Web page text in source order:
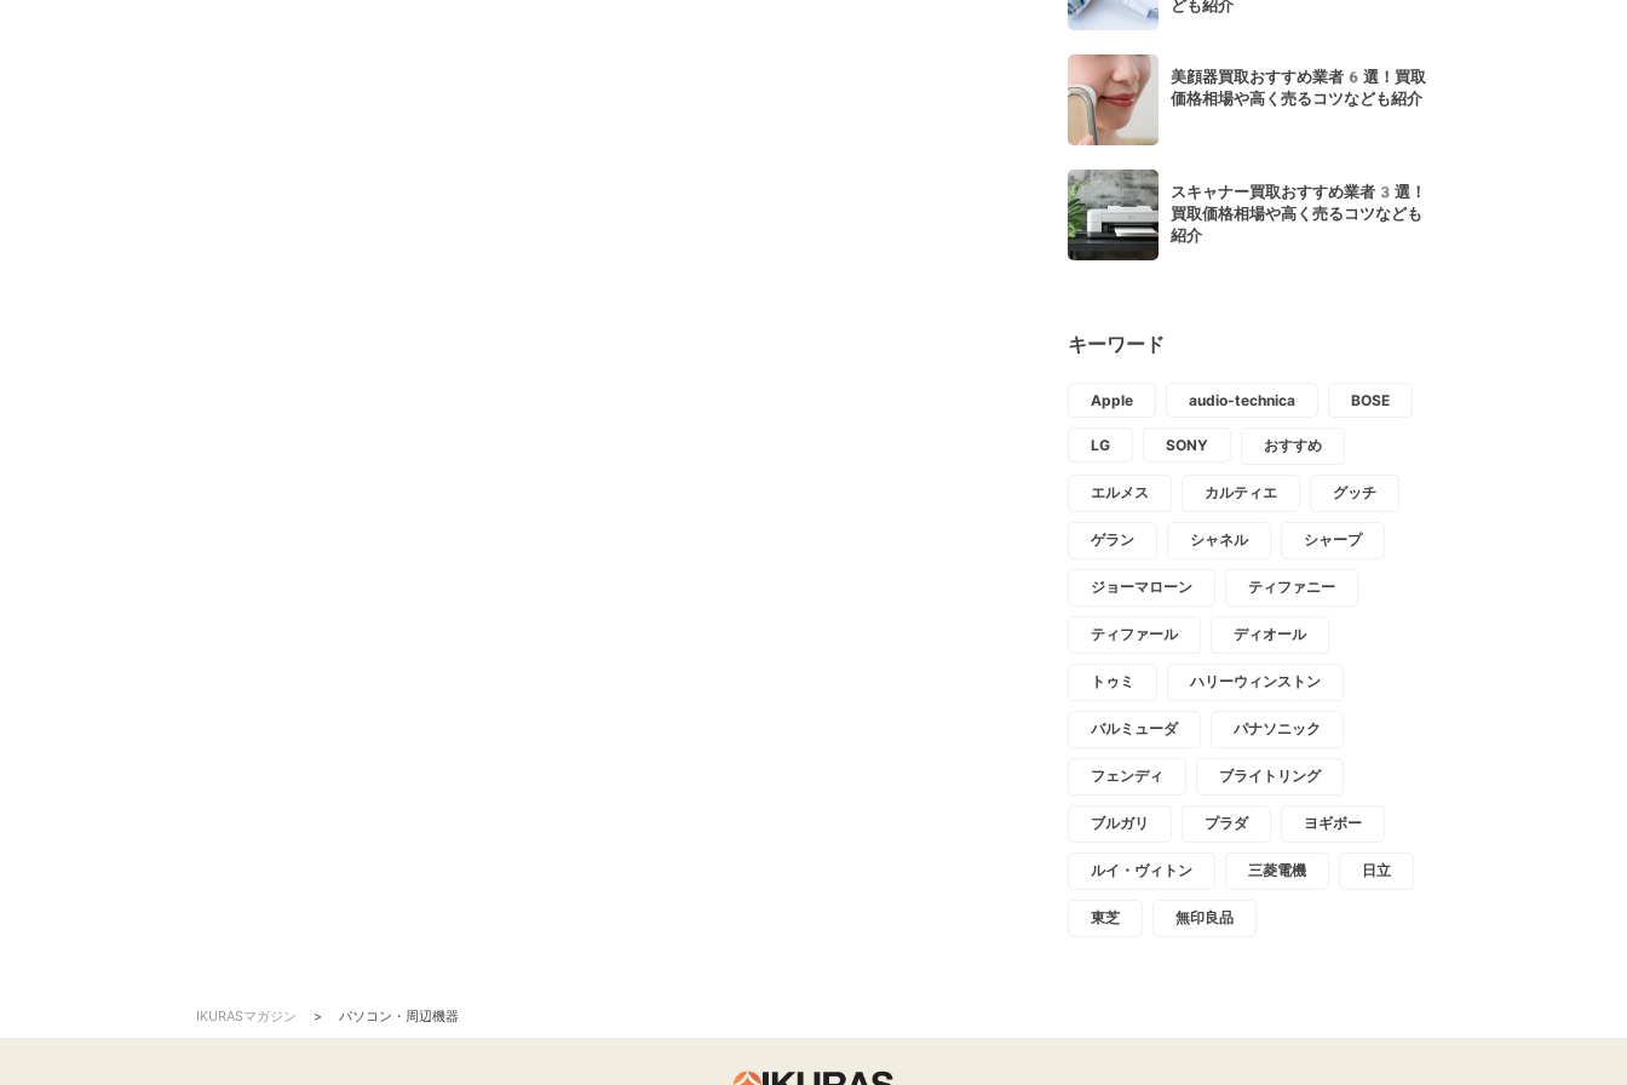
ども紹介
美顔器買取おすすめ業者6選！買取
価格相場や高く売るコツなども紹介
スキャナー買取おすすめ業者3選！
買取価格相場や高く売るコツなども
紹介
キーワード
Apple audio-technica BOSE
LG SONY おすすめ
エルメス カルティエ グッチ
ゲラン シャネル シャープ
ジョーマローン ティファニー
ティファール ディオール
トゥミ ハリーウィンストン
バルミューダ パナソニック
フェンディ ブライトリング
ブルガリ プラダ ヨギボー
ルイ・ヴィトン 三菱電機 日立
東芝 無印良品
IKURASマガジン > パソコン・周辺機器